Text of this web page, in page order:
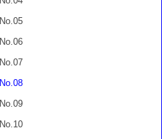
No.05
No.06
No.07
No.08
No.09
No.10